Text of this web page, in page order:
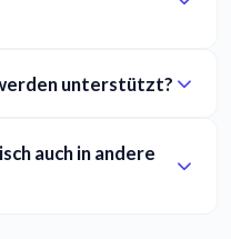
unterstützt?
auch in andere